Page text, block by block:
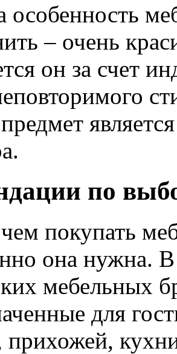
особенность
– очень
он за счет
по
покупать
она нужна.
мебельных
для
прихожей,